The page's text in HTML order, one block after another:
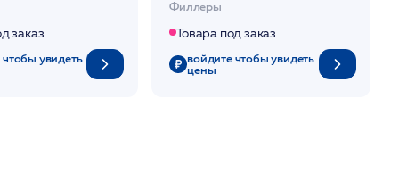
филлер
Lidocaine
заказ
увидеть
/ Neuramis Lidocaine
Филлеры
Товара под заказ
войдите чтобы увидеть
цены